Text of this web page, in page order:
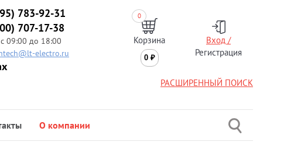
783-92-31
707-17-38
09:00 до 18:00
electro.ru
0
Корзина
0 ₽
Вход /
Регистрация
РАСШИРЕННЫЙ ПОИСК
О компании